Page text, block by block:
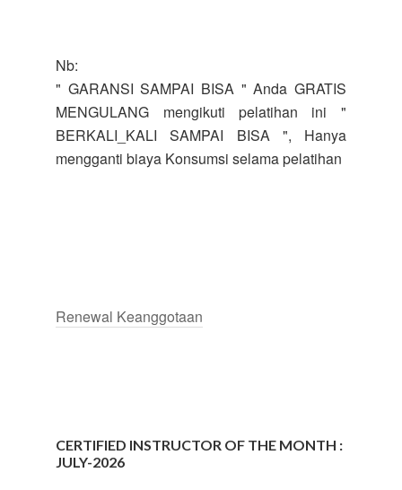
Nb:
" GARANSI SAMPAI BISA " Anda GRATIS
MENGULANG mengikuti pelatihan ini "
BERKALI_KALI SAMPAI BISA ", Hanya
mengganti biaya Konsumsi selama pelatihan
Renewal Keanggotaan
CERTIFIED INSTRUCTOR OF THE MONTH :
JULY-2026